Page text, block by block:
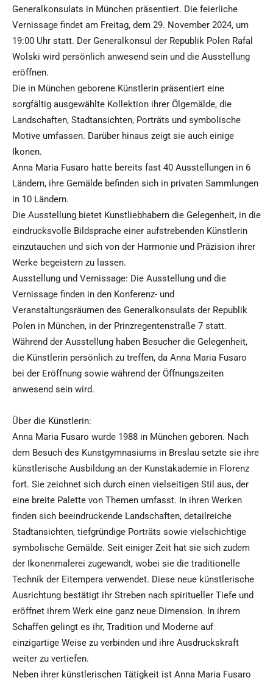
Generalkonsulats in München präsentiert. Die feierliche
Vernissage findet am Freitag, dem 29. November 2024, um
19:00 Uhr statt. Der Generalkonsul der Republik Polen Rafal
Wolski wird persönlich anwesend sein und die Ausstellung
eröffnen.
Die in München geborene Künstlerin präsentiert eine
sorgfältig ausgewählte Kollektion ihrer Ölgemälde, die
Landschaften, Stadtansichten, Porträts und symbolische
Motive umfassen. Darüber hinaus zeigt sie auch einige
Ikonen.
Anna Maria Fusaro hatte bereits fast 40 Ausstellungen in 6
Ländern, ihre Gemälde befinden sich in privaten Sammlungen
in 10 Ländern.
Die Ausstellung bietet Kunstliebhabern die Gelegenheit, in die
eindrucksvolle Bildsprache einer aufstrebenden Künstlerin
einzutauchen und sich von der Harmonie und Präzision ihrer
Werke begeistern zu lassen.
Ausstellung und Vernissage: Die Ausstellung und die
Vernissage finden in den Konferenz- und
Veranstaltungsräumen des Generalkonsulats der Republik
Polen in München, in der Prinzregentenstraße 7 statt.
Während der Ausstellung haben Besucher die Gelegenheit,
die Künstlerin persönlich zu treffen, da Anna Maria Fusaro
bei der Eröffnung sowie während der Öffnungszeiten
anwesend sein wird.
Über die Künstlerin:
Anna Maria Fusaro wurde 1988 in München geboren. Nach
dem Besuch des Kunstgymnasiums in Breslau setzte sie ihre
künstlerische Ausbildung an der Kunstakademie in Florenz
fort. Sie zeichnet sich durch einen vielseitigen Stil aus, der
eine breite Palette von Themen umfasst. In ihren Werken
finden sich beeindruckende Landschaften, detailreiche
Stadtansichten, tiefgründige Porträts sowie vielschichtige
symbolische Gemälde. Seit einiger Zeit hat sie sich zudem
der Ikonenmalerei zugewandt, wobei sie die traditionelle
Technik der Eitempera verwendet. Diese neue künstlerische
Ausrichtung bestätigt ihr Streben nach spiritueller Tiefe und
eröffnet ihrem Werk eine ganz neue Dimension. In ihrem
Schaffen gelingt es ihr, Tradition und Moderne auf
einzigartige Weise zu verbinden und ihre Ausdruckskraft
weiter zu vertiefen.
Neben ihrer künstlerischen Tätigkeit ist Anna Maria Fusaro